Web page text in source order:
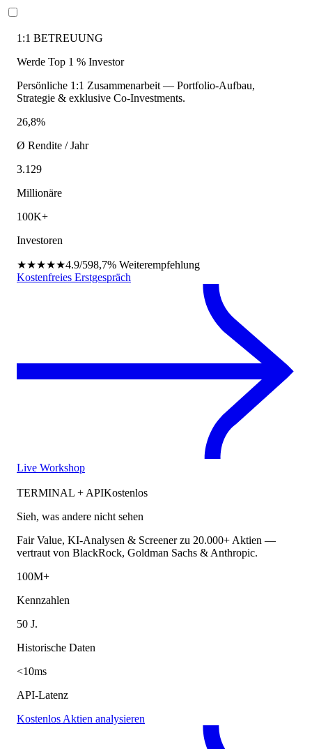
1:1 BETREUUNG
Werde Top 1 % Investor
Persönliche 1:1 Zusammenarbeit — Portfolio-Aufbau,
Strategie & exklusive Co-Investments.
26,8%
Ø Rendite / Jahr
3.129
Millionäre
100K+
Investoren
★★★★★4.9/598,7% Weiterempfehlung
Kostenfreies Erstgespräch
Live Workshop
TERMINAL + APIKostenlos
Sieh, was andere nicht sehen
Fair Value, KI-Analysen & Screener zu 20.000+ Aktien —
vertraut von BlackRock, Goldman Sachs & Anthropic.
100M+
Kennzahlen
50 J.
Historische Daten
<10ms
API-Latenz
Kostenlos Aktien analysieren